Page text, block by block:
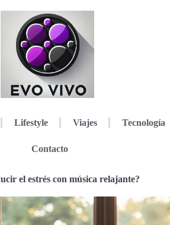
Lifestyle Viajes Tecnología
Contacto
el estrés con música relajante?